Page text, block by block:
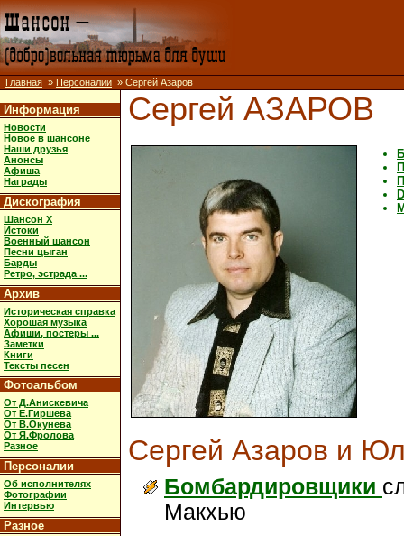
Главная » Персоналии » Сергей Азаров
Информация
Новости
Новое в шансоне
Наши друзья
Анонсы
Афиша
Награды
Дискография
Шансон X
Истоки
Военный шансон
Песни цыган
Барды
Ретро, эстрада ...
Архив
Историческая справка
Хорошая музыка
Афиши, постеры ...
Заметки
Книги
Тексты песен
Фотоальбом
От Д.Анискевича
От Е.Гиршева
От В.Окунева
От Я.Фролова
Разное
Персоналии
Об исполнителях
Фотографии
Интервью
Разное
Сергей АЗАРОВ
Сергей Азаров и
Бомбардировщики
Макхью